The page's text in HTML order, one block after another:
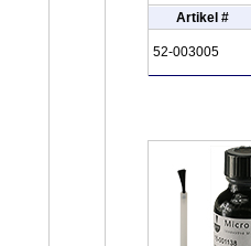
Artikel #
52-003005